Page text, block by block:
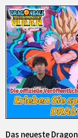
LANGUAGE
JP
EN
Das neueste